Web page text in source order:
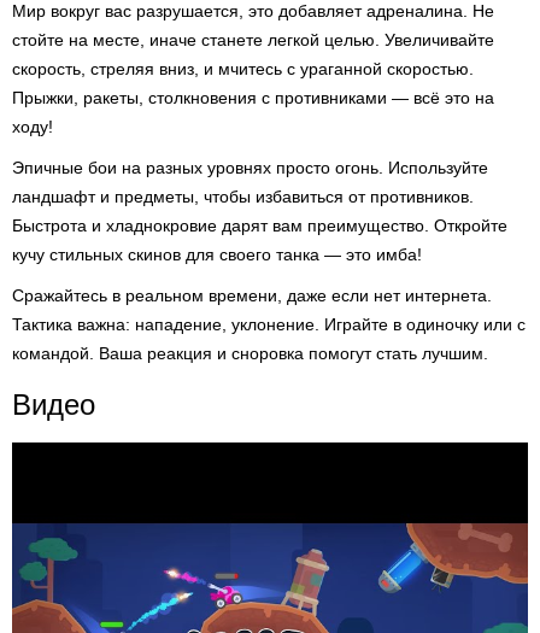
Мир вокруг вас разрушается, это добавляет адреналина. Не
стойте на месте, иначе станете легкой целью. Увеличивайте
скорость, стреляя вниз, и мчитесь с ураганной скоростью.
Прыжки, ракеты, столкновения с противниками — всё это на
ходу!
Эпичные бои на разных уровнях просто огонь. Используйте
ландшафт и предметы, чтобы избавиться от противников.
Быстрота и хладнокровие дарят вам преимущество. Откройте
кучу стильных скинов для своего танка — это имба!
Сражайтесь в реальном времени, даже если нет интернета.
Тактика важна: нападение, уклонение. Играйте в одиночку или с
командой. Ваша реакция и сноровка помогут стать лучшим.
Видео